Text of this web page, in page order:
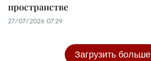
пространстве
27/07/2026 07:29
Загрузить больше